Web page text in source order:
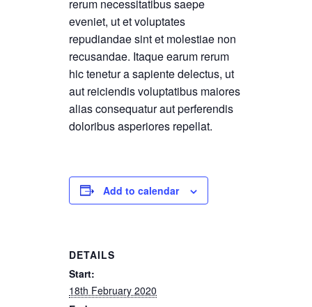
rerum necessitatibus saepe
eveniet, ut et voluptates
repudiandae sint et molestiae non
recusandae. Itaque earum rerum
hic tenetur a sapiente delectus, ut
aut reiciendis voluptatibus maiores
alias consequatur aut perferendis
doloribus asperiores repellat.
Add to calendar
DETAILS
Start:
18th February 2020